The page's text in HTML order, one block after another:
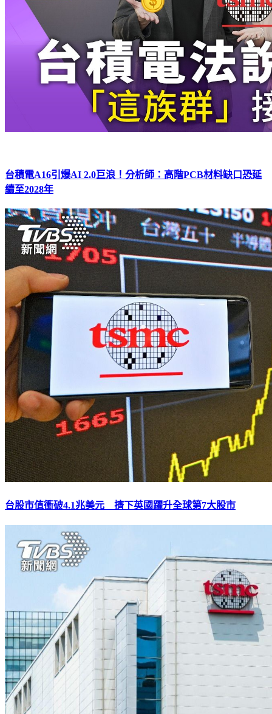
台積電A16引爆AI 2.0巨浪！分析師：高階PCB材料缺口恐延
續至2028年
台股市值衝破4.1兆美元 擠下英國躍升全球第7大股市